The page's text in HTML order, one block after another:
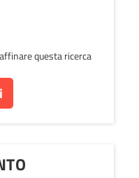
questa ricerca